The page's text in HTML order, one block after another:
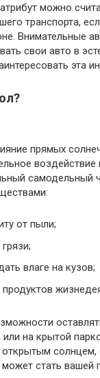
можно
транспорта,
Внимательные
свои авто в
эта
прямых
самодельный
от пыли;
влаге на кузов;
на крытой
открытым
стать вашей